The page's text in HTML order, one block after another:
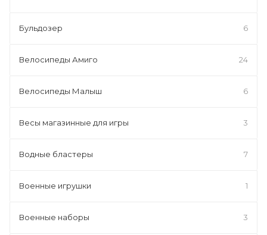
Бульдозер 6
Велосипеды Амиго 24
Велосипеды Малыш 6
Весы магазинные для игры 3
Водные бластеры 7
Военные игрушки 1
Военные наборы 3